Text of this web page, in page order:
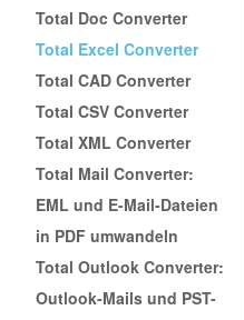
Total Doc Converter
Total Excel Converter
Total CAD Converter
Total CSV Converter
Total XML Converter
Total Mail Converter:
EML und E-Mail-Dateien
in PDF umwandeln
Total Outlook Converter:
Outlook-Mails und PST-